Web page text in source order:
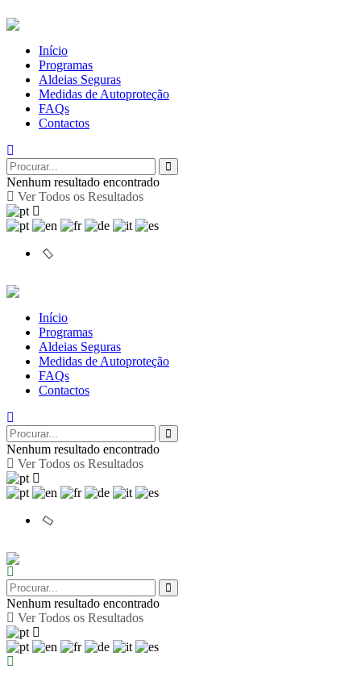
Início
Programas
Aldeias Seguras
Medidas de Autoproteção
FAQs
Contactos
Nenhum resultado encontrado
Ver Todos os Resultados
Início
Programas
Aldeias Seguras
Medidas de Autoproteção
FAQs
Contactos
Nenhum resultado encontrado
Ver Todos os Resultados
Nenhum resultado encontrado
Ver Todos os Resultados